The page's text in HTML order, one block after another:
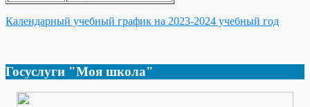
Календарный учебный график на 2023-2024 учебный год
Госуслуги "Моя школа"